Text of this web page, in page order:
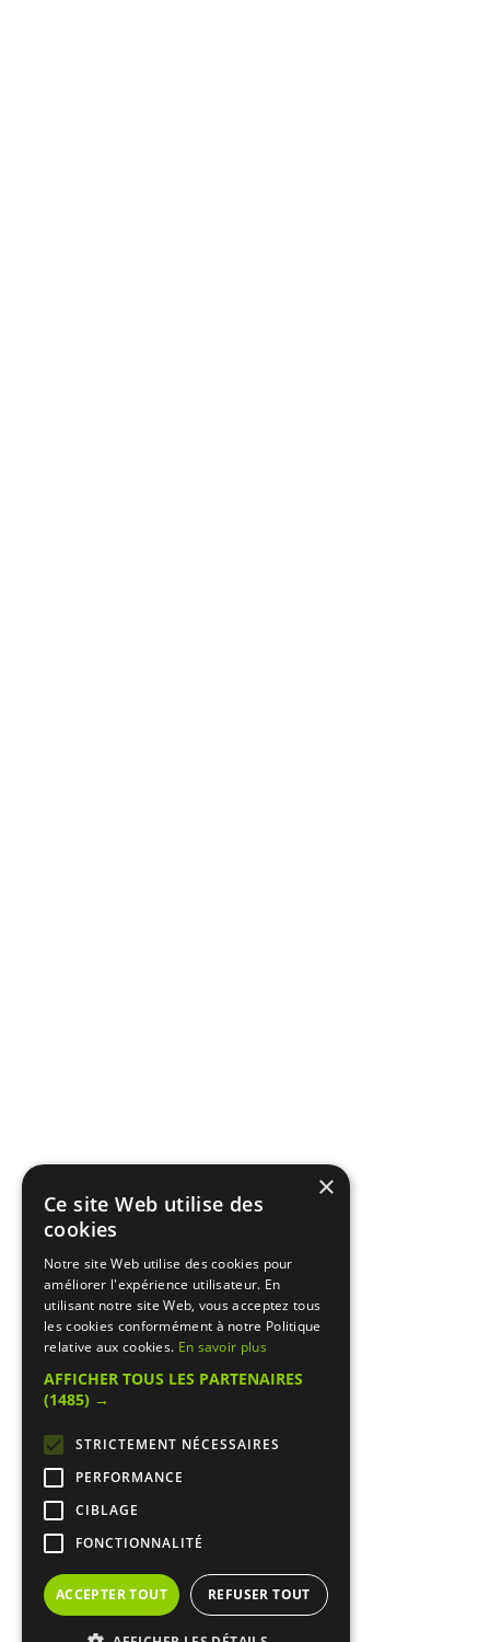
×
Ce site Web utilise des
cookies
Notre site Web utilise des cookies pour
améliorer l'expérience utilisateur. En
utilisant notre site Web, vous acceptez tous
les cookies conformément à notre Politique
relative aux cookies. En savoir plus
AFFICHER TOUS LES PARTENAIRES
(1485) →
STRICTEMENT NÉCESSAIRES
PERFORMANCE
CIBLAGE
FONCTIONNALITÉ
ACCEPTER TOUT REFUSER TOUT